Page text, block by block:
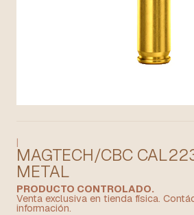
|
MAGTECH/CBC
METAL
PRODUCTO CONTROLADO.
Venta exclusiva en tienda física.
información.